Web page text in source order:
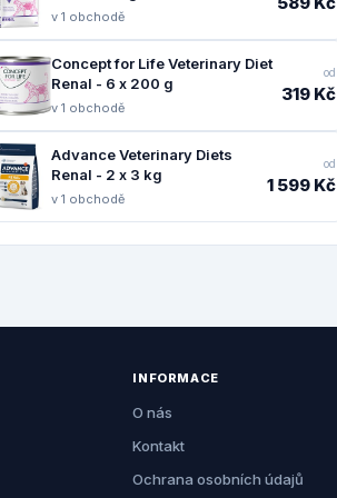
v 1 obchodě
Concept for Life Veterinary Diet
Renal - 6 x 200 g
v 1 obchodě
od
319 Kč
Advance Veterinary Diets
Renal - 2 x 3 kg
v 1 obchodě
od
1 599 Kč
INFORMACE
O nás
Kontakt
Ochrana osobních údajů